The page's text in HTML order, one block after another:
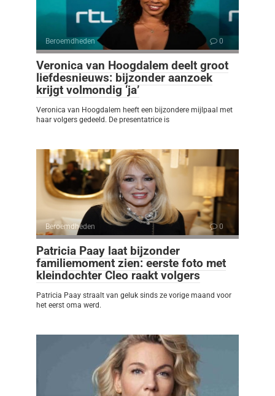
Beroemdheden 0
Veronica van Hoogdalem deelt groot
liefdesnieuws: bijzonder aanzoek
krijgt volmondig ‘ja’
Veronica van Hoogdalem heeft een bijzondere mijlpaal met
haar volgers gedeeld. De presentatrice is
Beroemdheden 0
Patricia Paay laat bijzonder
familiemoment zien: eerste foto met
kleindochter Cleo raakt volgers
Patricia Paay straalt van geluk sinds ze vorige maand voor
het eerst oma werd.